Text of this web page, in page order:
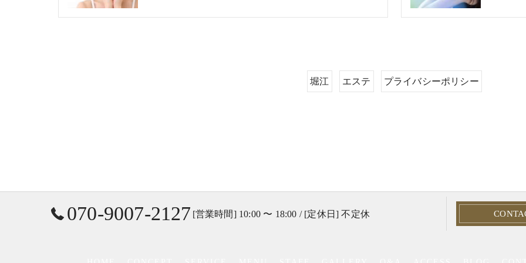
堀江 エステ プライバシーポリシー
070-9007-2127 [営業時間] 10:00 〜 18:00 / [定休日] 不定休